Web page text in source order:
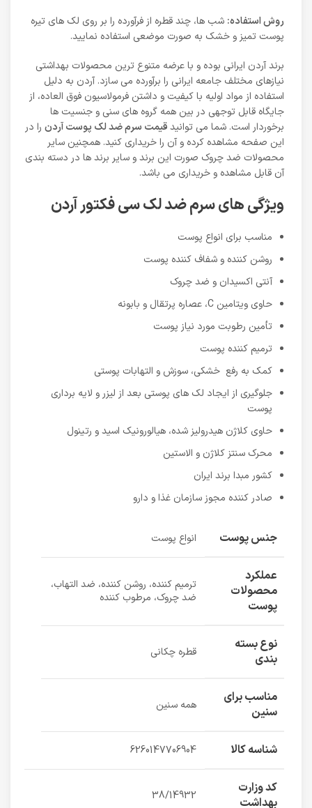
روش استفاده: شب ها، چند قطره از فرآورده را بر روی لک های تیره
پوست تمیز و خشک به صورت موضعی استفاده نمایید.
برند آردن ایرانی بوده و با عرضه متنوع ترین محصولات بهداشتی
نیازهای مختلف جامعه ایرانی را برآورده می سازد. آردن به دلیل
استفاده از مواد اولیه با کیفیت و داشتن فرمولاسیون فوق العاده، از
جایگاه قابل توجهی در بین همه گروه های سنی و جنسیت ها
برخوردار است. شما می توانیدقیمت سرم ضد لک پوست آردن را در
این صفحه مشاهده کرده و آن را خریداری کنید. همچنین سایر
محصولات ضد چروک صورت این برند و سایر برند ها در دسته بندی
آن قابل مشاهده و خریداری می باشد.
ویژگی های سرم ضد لک سی فکتور آردن
مناسب برای انواع پوست
روشن کننده و شفاف کننده پوست
آنتی اکسیدان و ضد چروک
حاوی ویتامین C، عصاره پرتقال و بابونه
تأمین رطوبت مورد نیاز پوست
ترمیم کننده پوست
کمک به رفع خشکی، سوزش و التهابات پوستی
جلوگیری از ایجاد لک های پوستی بعد از لیزر و لایه برداری
پوست
حاوی کلاژن هیدرولیز شده، هیالورونیک اسید و رتینول
محرک سنتز کلاژن و الاستین
کشور مبدا برند ایران
صادر کننده مجوز سازمان غذا و دارو
جنس پوست انواع پوست
عملکرد
محصولات
پوست
ترمیم کننده، روشن کننده، ضد التهاب،
ضد چروک، مرطوب کننده
نوع بسته
بندی
قطره چکانی
مناسب برای
سنین
همه سنین
شناسه کالا 6260147706904
کد وزارت
بهداشت
38/14932